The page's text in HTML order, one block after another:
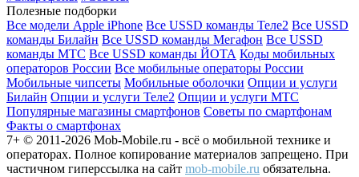
Полезные подборки
Все модели Apple iPhone Все USSD команды Теле2 Все USSD
команды Билайн Все USSD команды Мегафон Все USSD
команды МТС Все USSD команды ЙОТА Коды мобильных
операторов России Все мобильные операторы России
Мобильные чипсеты Мобильные оболочки Опции и услуги
Билайн Опции и услуги Теле2 Опции и услуги МТС
Популярные магазины смартфонов Советы по смартфонам
Факты о смартфонах
7+ © 2011-2026 Mob-Mobile.ru - всё о мобильной технике и
операторах. Полное копирование материалов запрещено. При
частичном гиперссылка на сайт mob-mobile.ru обязательна.